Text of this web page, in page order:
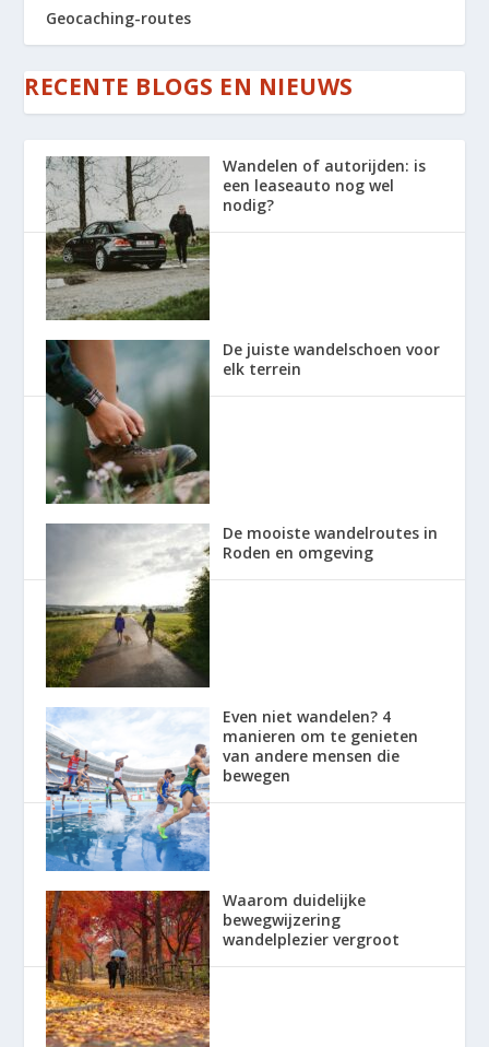
Geocaching-routes
RECENTE BLOGS EN NIEUWS
Wandelen of autorijden: is
een leaseauto nog wel
nodig?
De juiste wandelschoen voor
elk terrein
De mooiste wandelroutes in
Roden en omgeving
Even niet wandelen? 4
manieren om te genieten
van andere mensen die
bewegen
Waarom duidelijke
bewegwijzering
wandelplezier vergroot